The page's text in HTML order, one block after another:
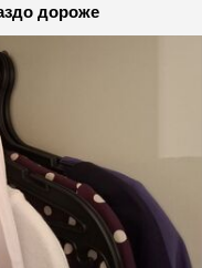
дороже